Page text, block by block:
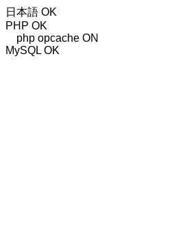
日本語 OK
PHP OK
php opcache ON
MySQL OK